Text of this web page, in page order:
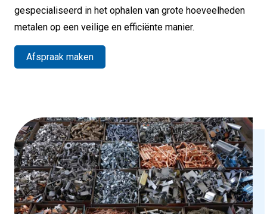
gespecialiseerd in het ophalen van grote hoeveelheden
metalen op een veilige en efficiënte manier.
Afspraak maken